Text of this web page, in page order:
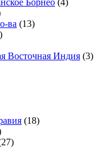
ва (13)
Восточная Индия (3)
(18)